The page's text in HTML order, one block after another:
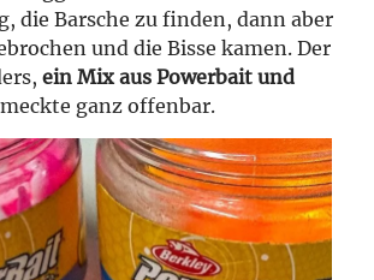
die Barsche zu finden, dann aber
und die Bisse kamen. Der
ein Mix aus Powerbait und
ganz offenbar.